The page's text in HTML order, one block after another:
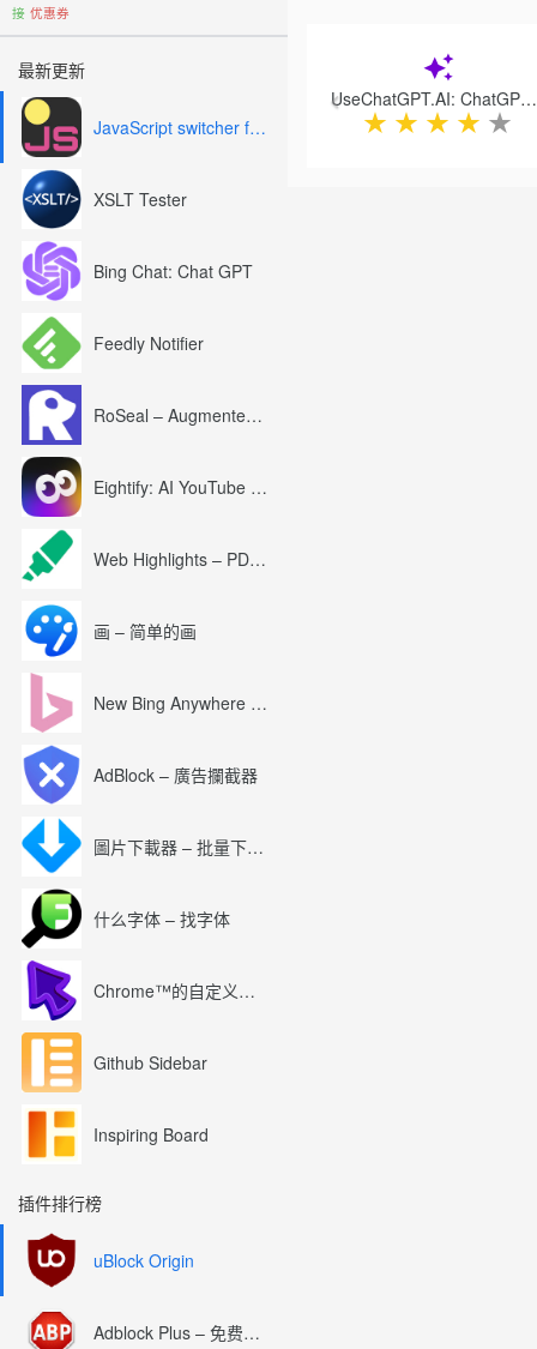
接 优惠券
最新更新
JavaScript switcher for SEO and development
XSLT Tester
Bing Chat: Chat GPT
Feedly Notifier
RoSeal – Augmented Roblox Experience
Eightify: AI YouTube Summary with ChatGPT
Web Highlights – PDF & Web Highlighter
画 – 简单的画
New Bing Anywhere (Bing Chat GPT-4)
AdBlock – 廣告攔截器
圖片下載器 – 批量下載圖片
什么字体 – 找字体
Chrome™的自定义光标
Github Sidebar
Inspiring Board
插件排行榜
uBlock Origin
Adblock Plus – 免费的广告拦截器
UseChatGPT.AI: ChatGPT AI Copilot for the Web
★ ★ ★ ★ ★